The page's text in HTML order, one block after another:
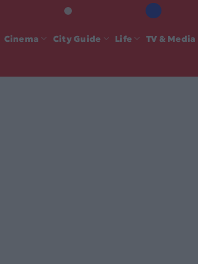
Cinema City Guide Life TV & Media